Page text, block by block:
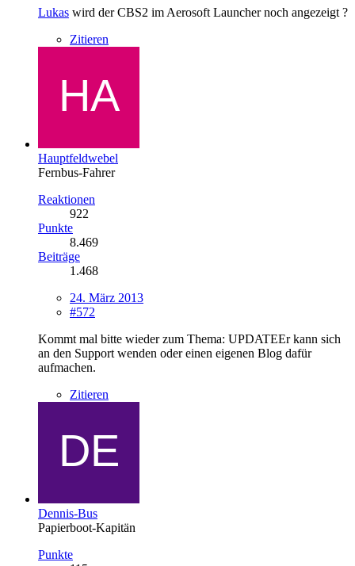
Lukas wird der CBS2 im Aerosoft Launcher noch angezeigt ?
Zitieren
Hauptfeldwebel
Fernbus-Fahrer
Reaktionen
922
Punkte
8.469
Beiträge
1.468
24. März 2013
#572
Kommt mal bitte wieder zum Thema: UPDATEEr kann sich
an den Support wenden oder einen eigenen Blog dafür
aufmachen.
Zitieren
Dennis-Bus
Papierboot-Kapitän
Punkte